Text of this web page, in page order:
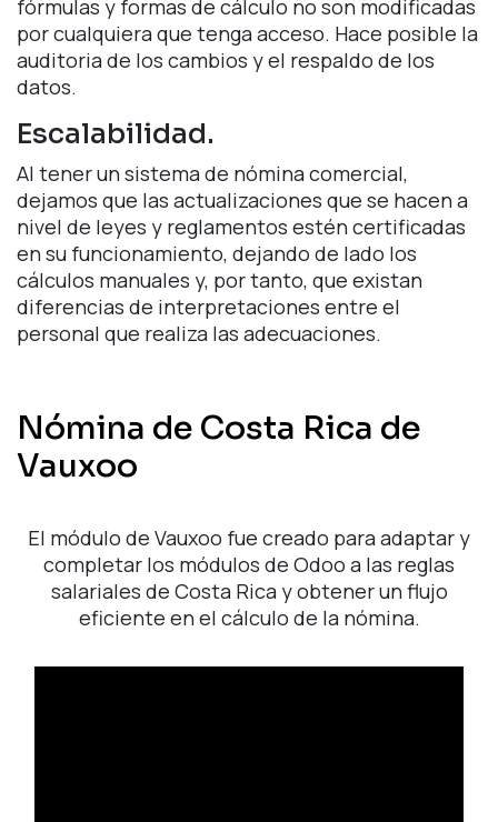
fórmulas y formas de cálculo no son modificadas
por cualquiera que tenga acceso. Hace posible la
auditoria de los cambios y el respaldo de los
datos.
Escalabilidad.
Al tener un sistema de nómina comercial,
dejamos que las actualizaciones que se hacen a
nivel de leyes y reglamentos estén certificadas
en su funcionamiento, dejando de lado los
cálculos manuales y, por tanto, que existan
diferencias de interpretaciones entre el
personal que realiza las adecuaciones.
Nómina de Costa Rica de
Vauxoo
El módulo de Vauxoo fue creado para adaptar y
completar los módulos de Odoo a las reglas
salariales de Costa Rica y obtener un flujo
eficiente en el cálculo de la nómina.